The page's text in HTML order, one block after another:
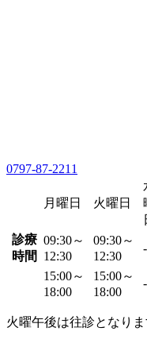
0797-87-2211
月曜日 火曜日
診療
時間
09:30～
12:30
09:30～
12:30
-
15:00～
18:00
15:00～
18:00
-
火曜午後は往診となりま